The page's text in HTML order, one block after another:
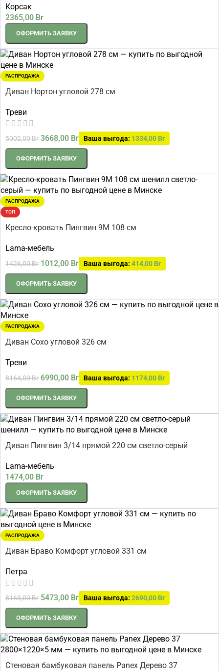
Корсак
2365,00 Br
ОФОРМИТЬ ЗАЯВКУ
РАСПРОДАЖА
Диван Нортон угловой 278 см
Треви
5002,00Br 3668,00 Br Ваша выгода: 1334,00 Br
ОФОРМИТЬ ЗАЯВКУ
РАСПРОДАЖА
ТОП
Кресло-кровать Пингвин 9М 108 см
Lama-мебель
1426,00Br 1012,00 Br Ваша выгода: 414,00 Br
ОФОРМИТЬ ЗАЯВКУ
РАСПРОДАЖА
Диван Сохо угловой 326 см
Треви
8164,00Br 6990,00 Br Ваша выгода: 1174,00 Br
ОФОРМИТЬ ЗАЯВКУ
Диван Пингвин 3/14 прямой 220 см светло-серый
Lama-мебель
1474,00 Br
ОФОРМИТЬ ЗАЯВКУ
РАСПРОДАЖА
Диван Браво Комфорт угловой 331 см
Петра
8163,00Br 5473,00 Br Ваша выгода: 2690,00 Br
ОФОРМИТЬ ЗАЯВКУ
Стеновая бамбуковая панель Panex Дерево 37